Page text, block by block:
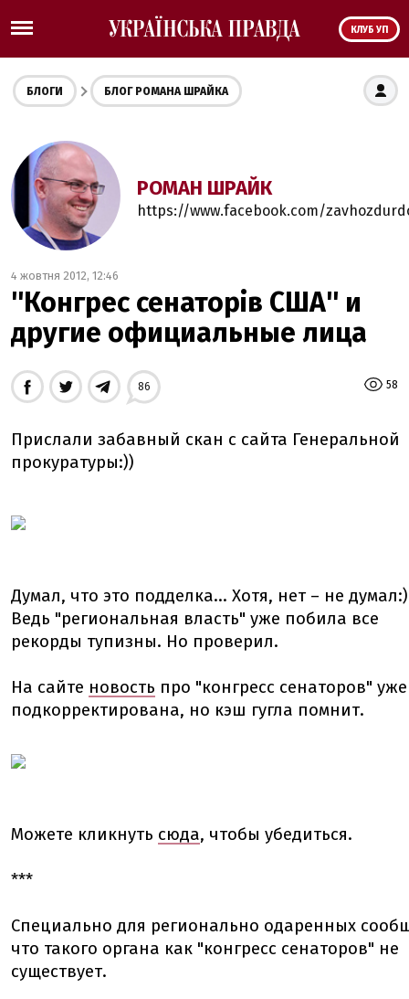
КЛУБ УП
БЛОГИ БЛОГ РОМАНА ШРАЙКА
РОМАН ШРАЙК
https://www.facebook.com/
4 жовтня 2012, 12:46
''Конгрес сенаторів США'' и
другие официальные лица
58
86
Прислали забавный скан с сайта Генеральной
прокуратуры:))
Думал, что это подделка... Хотя, нет – не думал:)
Ведь "региональная власть" уже побила все
рекорды тупизны. Но проверил.
На сайте новость про "конгресс сенаторов" уже
подкорректирована, но кэш гугла помнит.
Можете кликнуть сюда, чтобы убедиться.
***
Специально для регионально одаренных
что такого органа как "конгресс сенаторов" не
существует.